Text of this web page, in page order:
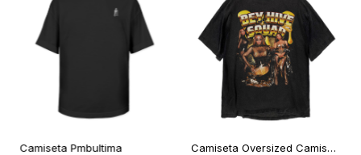
Camiseta Pmbultima Camiseta Oversized Camiseta Beyonce Hive Squad Bootleg